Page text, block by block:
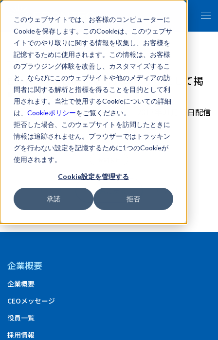
このウェブサイトでは、お客様のコンピューターに
Cookieを保存します。このCookieは、このウェブサ
イトでのやり取りに関する情報を収集し、お客様を
記憶するために使用されます。この情報は、お客様
のブラウジング体験を改善し、カスタマイズするこ
と、ならびにこのウェブサイトや他のメディアの訪
問者に関する解析と指標を得ることを目的として利
用されます。当社で使用するCookieについての詳細
は、 Cookieポリシーをご覧ください。
拒否した場合、このウェブサイトを訪問したときに
情報は追跡されません。ブラウザーではトラッキン
グを行わない設定を記憶するために1つのCookieが
使用されます。
Cookie設定を管理する
承諾 拒否
Evergreen Line様を導入ユーザーとして掲
載いたしました。
2017年01月13日配信
一覧に戻る
企業概要
企業概要
CEOメッセージ
役員一覧
採用情報